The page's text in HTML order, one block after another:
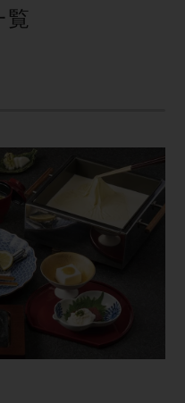
覧